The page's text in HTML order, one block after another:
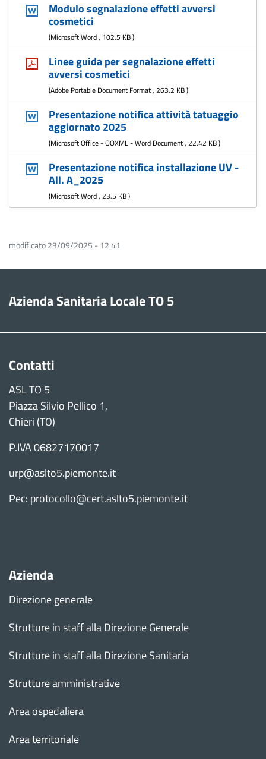
Modulo segnalazione effetti avversi
cosmetici
(Microsoft Word, 102.5 KB)
Linee guida per segnalazione effetti
avversi cosmetici
(Adobe Portable Document Format, 263.2 KB)
Presentazione notifica attività tatuaggio
aggiornato 2025
(Microsoft Office - OOXML - Word Document, 22.42 KB)
Presentazione notifica installazione UV -
All. A_2025
(Microsoft Word, 23.5 KB)
modificato 23/09/2025 - 12:41
Azienda Sanitaria Locale TO 5
Contatti
ASL TO 5
Piazza Silvio Pellico 1,
Chieri (TO)
P.IVA 06827170017
urp@aslto5.piemonte.it
Pec: protocollo@cert.aslto5.piemonte.it
Azienda
Direzione generale
Strutture in staff alla Direzione Generale
Strutture in staff alla Direzione Sanitaria
Strutture amministrative
Area ospedaliera
Area territoriale